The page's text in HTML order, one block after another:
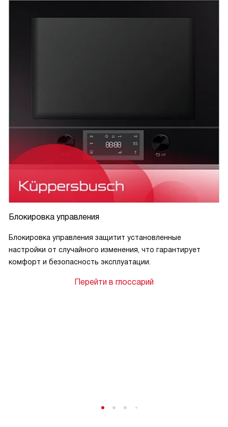
Блокировка управления
Блокировка управления защитит установленные
настройки от случайного изменения, что гарантирует
комфорт и безопасность эксплуатации.
Перейти в глоссарий